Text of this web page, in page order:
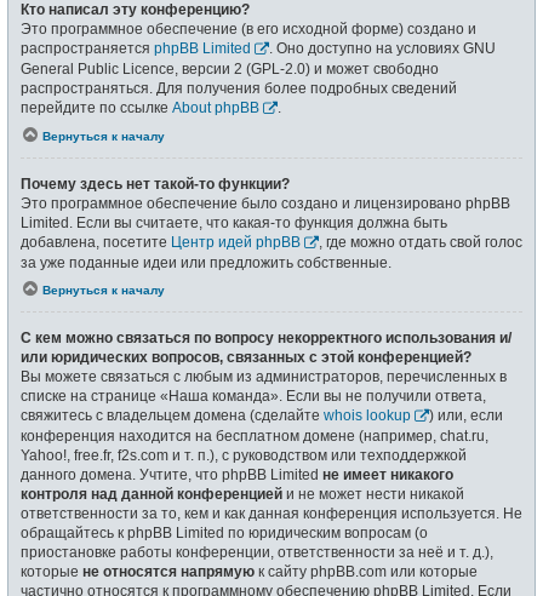
Кто написал эту конференцию?
Это программное обеспечение (в его исходной форме) создано и
распространяется phpBB Limited
. Оно доступно на условиях GNU
General Public Licence, версии 2 (GPL-2.0) и может свободно
распространяться. Для получения более подробных сведений
перейдите по ссылке About phpBB .
Вернуться к началу
Почему здесь нет такой-то функции?
Это программное обеспечение было создано и лицензировано phpBB
Limited. Если вы считаете, что какая-то функция должна быть
добавлена, посетите Центр идей phpBB
, где можно отдать свой голос
за уже поданные идеи или предложить собственные.
Вернуться к началу
С кем можно связаться по вопросу некорректного использования и/
или юридических вопросов, связанных с этой конференцией?
Вы можете связаться с любым из администраторов, перечисленных в
списке на странице «Наша команда». Если вы не получили ответа,
свяжитесь с владельцем домена (сделайте whois lookup
) или, если
конференция находится на бесплатном домене (например, chat.ru,
Yahoo!, free.fr, f2s.com и т. п.), с руководством или техподдержкой
данного домена. Учтите, что phpBB Limited не имеет никакого
контроля над данной конференцией и не может нести никакой
ответственности за то, кем и как данная конференция используется. Не
обращайтесь к phpBB Limited по юридическим вопросам (о
приостановке работы конференции, ответственности за неё и т. д.),
которые не относятся напрямую к сайту phpBB.com или которые
частично относятся к программному обеспечению phpBB Limited. Если